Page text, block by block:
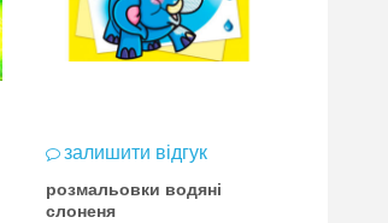
залишити відгук
розмальовки водяні
слоненя